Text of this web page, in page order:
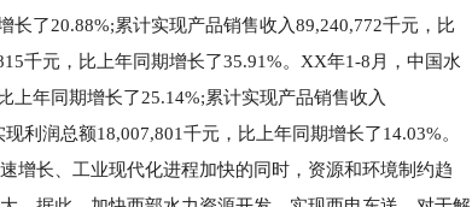
长了20.88%;累计实现产品销售收入89,240,772千元，比
千元，比上年同期增长了35.91%。XX年1-8月，中国水
上年同期增长了25.14%;累计实现产品销售收入
利润总额18,007,801千元，比上年同期增长了14.03%。
增长、工业现代化进程加快的同时，资源和环境制约趋